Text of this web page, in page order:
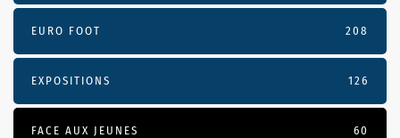
EURO FOOT 208
EXPOSITIONS 126
FACE AUX JEUNES 60